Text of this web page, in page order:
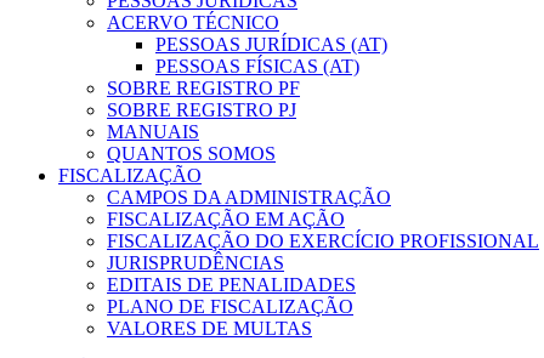
ACERVO TÉCNICO
PESSOAS JURÍDICAS (AT)
PESSOAS FÍSICAS (AT)
SOBRE REGISTRO PF
SOBRE REGISTRO PJ
MANUAIS
QUANTOS SOMOS
FISCALIZAÇÃO
CAMPOS DA ADMINISTRAÇÃO
FISCALIZAÇÃO EM AÇÃO
FISCALIZAÇÃO DO EXERCÍCIO PROFISSIONAL
JURISPRUDÊNCIAS
EDITAIS DE PENALIDADES
PLANO DE FISCALIZAÇÃO
VALORES DE MULTAS